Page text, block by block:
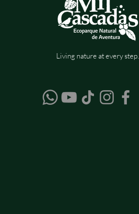
Living nature at every step.